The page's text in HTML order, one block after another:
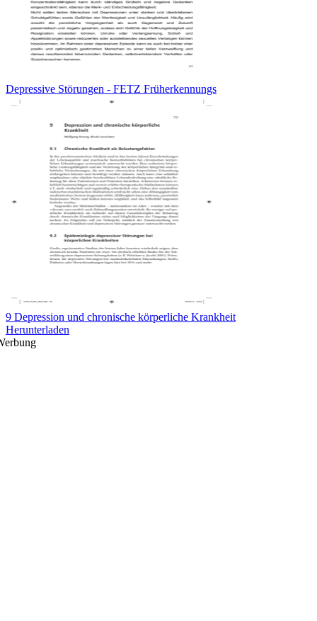
Depressive Störungen - FETZ Früherkennungs
9 Depression und chronische körperliche Krankheit
Herunterladen